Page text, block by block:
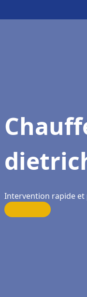
Intervention rapide et